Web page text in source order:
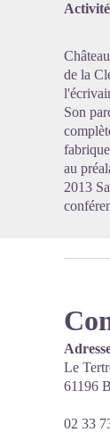
de la
Son
au
2013
Le
61196
02 33